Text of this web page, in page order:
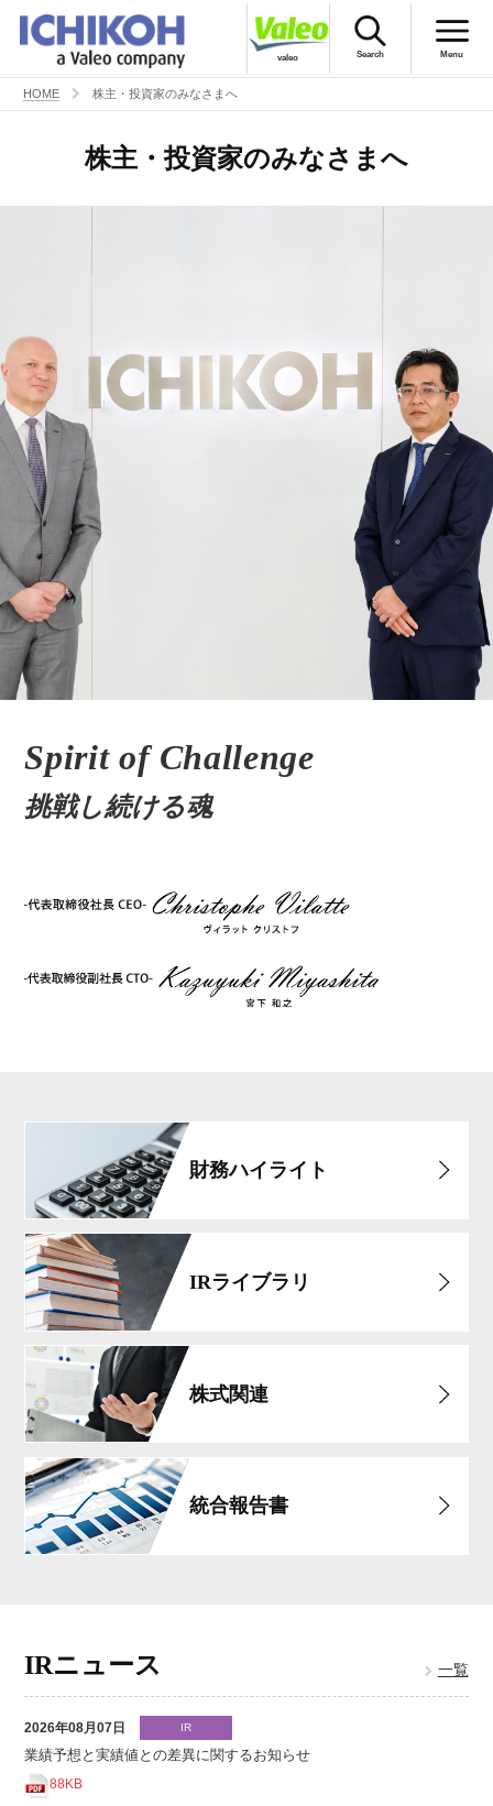
valeo Search Menu
English
市光のトビラ
採用情報
HOME 株主・投資家のみなさまへ
株主・投資家のみなさまへ
Spirit of Challenge
挑戦し続ける魂
財務ハイライト
IRライブラリ
株式関連
統合報告書
IRニュース 一覧
2026年08月07日 IR
業績予想と実績値との差異に関するお知らせ
88KB